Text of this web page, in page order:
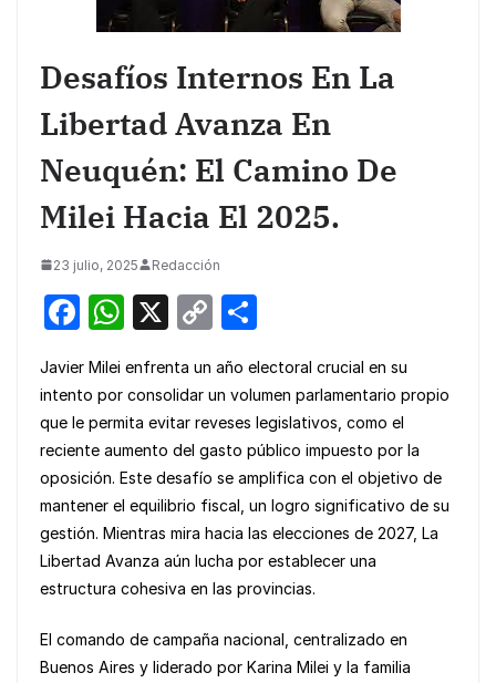
Desafíos Internos En La
Libertad Avanza En
Neuquén: El Camino De
Milei Hacia El 2025.
23 julio, 2025 Redacción
F
c
e
b
o
o
k
W
at
s
A
p
p
X
C
p
y
Li
n
k
ar
e
Javier Milei enfrenta un año electoral crucial en su
intento por consolidar un volumen parlamentario propio
que le permita evitar reveses legislativos, como el
reciente aumento del gasto público impuesto por la
oposición. Este desafío se amplifica con el objetivo de
mantener el equilibrio fiscal, un logro significativo de su
gestión. Mientras mira hacia las elecciones de 2027, La
Libertad Avanza aún lucha por establecer una
estructura cohesiva en las provincias.
El comando de campaña nacional, centralizado en
Buenos Aires y liderado por Karina Milei y la familia